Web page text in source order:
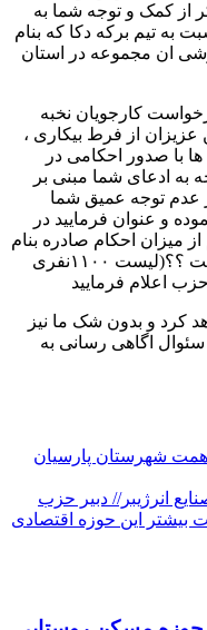
از کمک و توجه شما به
به تیم برکه دکا که بنام
ان مجموعه در استان
کارجویان نخبه
عزیزان از فرط بیکاری ،
با صدور احکامی در
ادعای شما مبنی بر
عدم توجه عمیق شما
و عنوان فرمایید در
میزان احکام صادره بنام
بومیان منطقه ای یا استانی زده شده است ؟؟(لیست ۱۱۰۰نفری
اعلام فرمایید
کرد و بدون شک ما نیز
اگاهی رسانی به
همت شهرستان پارسیان
انرژیبر// دبیر حزب
این حوزه اقتصادی